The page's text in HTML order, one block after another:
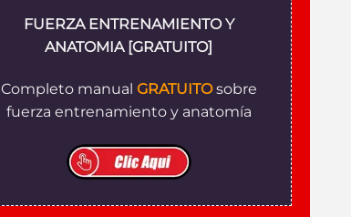
FUERZA ENTRENAMIENTO Y
ANATOMIA [GRATUITO]
Completo manual GRATUITOsobre
fuerza entrenamiento y anatomía